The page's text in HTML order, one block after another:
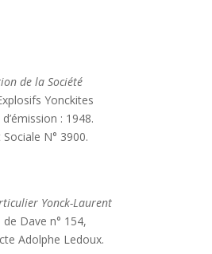
de la Société
Yonckites
: 1948.
Sociale N° 3900.
Yonck-Laurent
de Dave n° 154,
Adolphe Ledoux.